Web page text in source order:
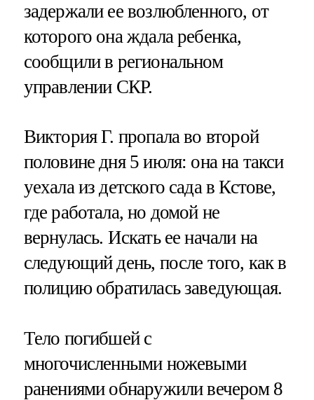
задержали ее возлюбленного, от
которого она ждала ребенка,
сообщили в региональном
управлении СКР.
Виктория Г. пропала во второй
половине дня 5 июля: она на такси
уехала из детского сада в Кстове,
где работала, но домой не
вернулась. Искать ее начали на
следующий день, после того, как в
полицию обратилась заведующая.
Тело погибшей с
многочисленными ножевыми
ранениями обнаружили вечером 8